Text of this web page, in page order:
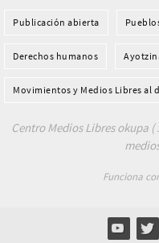
Publicación abierta
Derechos humanos
Movimientos y Medios Libres al
Centro Medios Libres okupa
Funciona